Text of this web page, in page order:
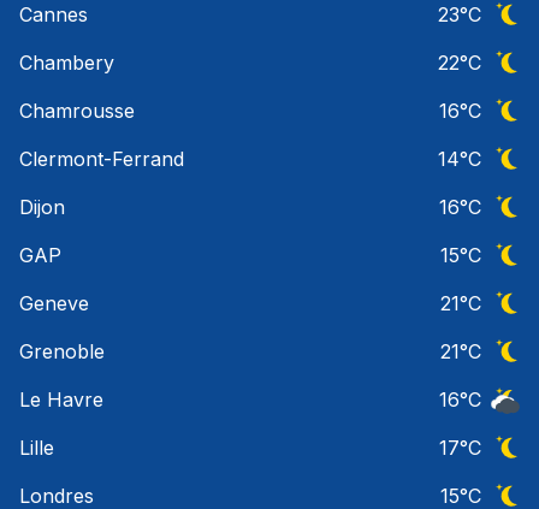
Cannes
23°C
Chambery
22°C
Chamrousse
16°C
Clermont-Ferrand
14°C
Dijon
16°C
GAP
15°C
Geneve
21°C
Grenoble
21°C
Le Havre
16°C
Lille
17°C
Londres
15°C